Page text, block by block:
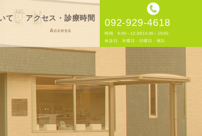
092-929-4618
時間 9:00～12:30/14:00～19:00
休診日 木曜日・日曜日・祝日
て アクセス・診療時間
Access